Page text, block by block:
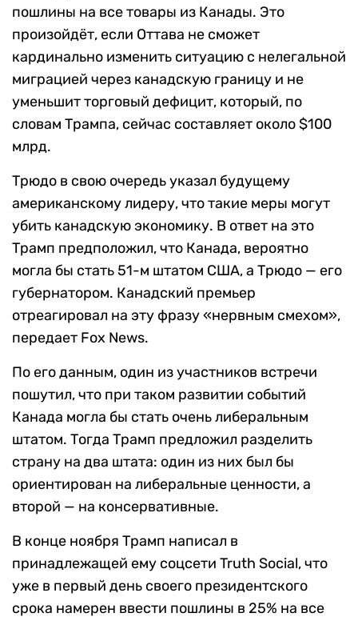
пошлины на все товары из Канады. Это
произойдёт, если Оттава не сможет
кардинально изменить ситуацию с нелегальной
миграцией через канадскую границу и не
уменьшит торговый дефицит, который, по
словам Трампа, сейчас составляет около $100
млрд.
Трюдо в свою очередь указал будущему
американскому лидеру, что такие меры могут
убить канадскую экономику. В ответ на это
Трамп предположил, что Канада, вероятно
могла бы стать 51-м штатом США, а Трюдо — его
губернатором. Канадский премьер
отреагировал на эту фразу «нервным смехом»,
передает Fox News.
По его данным, один из участников встречи
пошутил, что при таком развитии событий
Канада могла бы стать очень либеральным
штатом. Тогда Трамп предложил разделить
страну на два штата: один из них был бы
ориентирован на либеральные ценности, а
второй — на консервативные.
В конце ноября Трамп написал в
принадлежащей ему соцсети Truth Social, что
уже в первый день своего президентского
срока намерен ввести пошлины в 25% на все